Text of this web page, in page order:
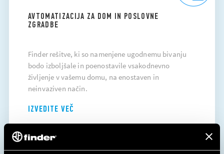
AVTOMATIZACIJA ZA DOM IN POSLOVNE
ZGRADBE
Finder rešitve, ki so namenjene ugodnemu bivanju
bodo izboljšale in poenostavile vsakodnevno
življenje v vašemu domu, na enostaven in
neinvaziven način.
IZVEDITE VEČ